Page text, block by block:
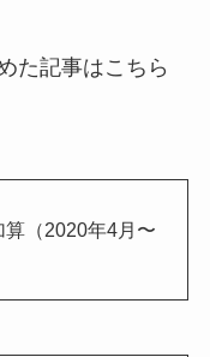
た記事はこちら
（2020年4月〜